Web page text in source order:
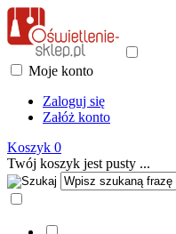
Moje konto
Zaloguj się
Załóż konto
Koszyk 0
Twój koszyk jest pusty ...